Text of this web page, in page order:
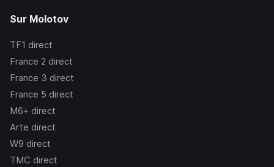
Sur Molotov
TF1 direct
France 2 direct
France 3 direct
France 5 direct
M6+ direct
Arte direct
W9 direct
TMC direct